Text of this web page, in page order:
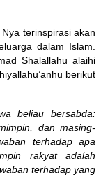
terinspirasi akan
dalam Islam.
Shalallahu alaihi
berikut
beliau bersabda:
dan masing-
terhadap apa
rakyat adalah
terhadap yang